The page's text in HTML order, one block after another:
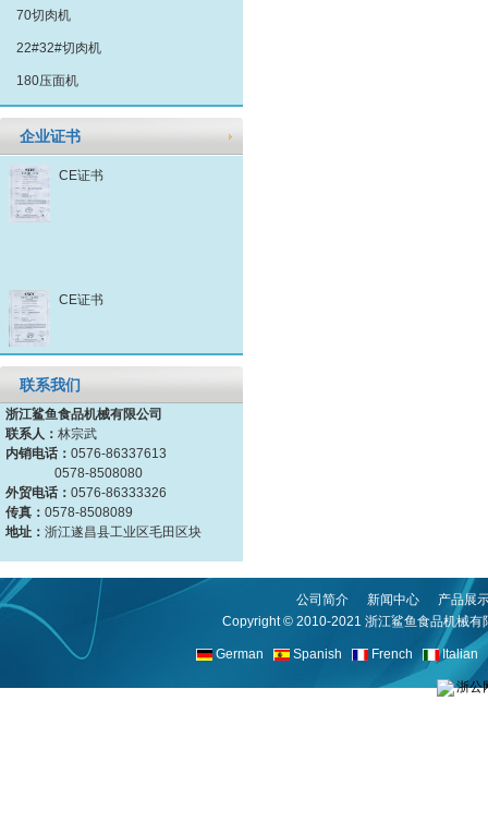
70切肉机
22#32#切肉机
180压面机
企业证书
CE证书
CE证书
联系我们
浙江鲨鱼食品机械有限公司
联系人： 林宗武
内销电话： 0576-86337613
0578-8508080
外贸电话： 0576-86333326
传真： 0578-8508089
地址： 浙江遂昌县工业区毛田区块
公司简介 新闻中心
产品展
Copyright © 2010-2021 浙江鲨鱼食品机械有
German Spanish French Italian
浙公